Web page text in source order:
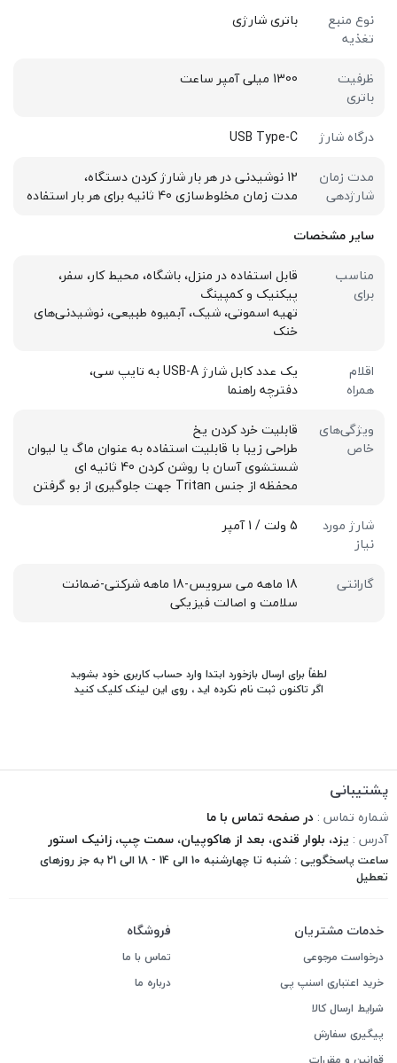
نوع منبع
تغذیه
باتری شارژی
ظرفیت
باتری
1300 میلی آمپر ساعت
درگاه شارژ
USB Type-C
مدت زمان
شارژدهی
12 نوشیدنی در هر بار شارژ کردن دستگاه،
مدت زمان مخلوط‌سازی 40 ثانیه برای هر بار استفاده
سایر مشخصات
مناسب
برای
قابل استفاده در منزل، باشگاه، محیط کار، سفر،
پیکنیک و کمپینگ
تهیه اسموتی، شیک، آبمیوه طبیعی، نوشیدنی‌های
خنک
اقلام
همراه
یک عدد کابل شارژ USB-A به تایپ سی،
دفترچه راهنما
ویژگی‌های
خاص
قابلیت خرد کردن یخ
طراحی زیبا با قابلیت استفاده به عنوان ماگ یا لیوان
شستشوی آسان با روشن کردن 40 ثانیه ای
محفظه از جنس Tritan جهت جلوگیری از بو گرفتن
شارژ مورد
نیاز
5 ولت / 1 آمپر
گارانتی
18 ماهه می سرویس-18 ماهه شرکتی-ضمانت
سلامت و اصالت فیزیکی
لطفاً برای ارسال بازخورد ابتدا وارد حساب کاربری خود بشوید
اگر تاکنون ثبت نام نکرده اید ، روی این لینک کلیک کنید
پشتیبانی
شماره تماس : در صفحه تماس با ما
آدرس : یزد، بلوار قندی، بعد از هاکوپیان، سمت چپ، زانیک استور
ساعت پاسخگویی : شنبه تا چهارشنبه 10 الی 14 - 18 الی 21 به جز روزهای
تعطیل
خدمات مشتریان
درخواست مرجوعی
خرید اعتباری اسنپ پی
شرایط ارسال کالا
پیگیری سفارش
فروشگاه
تماس با ما
درباره ما